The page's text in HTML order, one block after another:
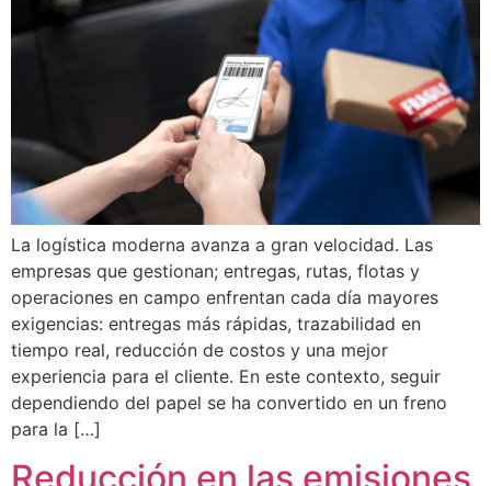
La logística moderna avanza a gran velocidad. Las
empresas que gestionan; entregas, rutas, flotas y
operaciones en campo enfrentan cada día mayores
exigencias: entregas más rápidas, trazabilidad en
tiempo real, reducción de costos y una mejor
experiencia para el cliente. En este contexto, seguir
dependiendo del papel se ha convertido en un freno
para la […]